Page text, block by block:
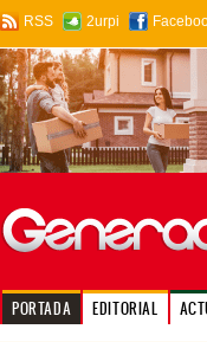
RSS 2urpi
PORTADA EDITORIAL